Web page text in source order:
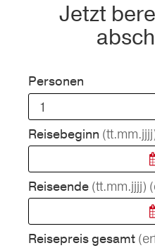
Jetzt
Personen
Reisebeginn
Reiseende (tt.mm.jjjj)
Reisepreis gesamt